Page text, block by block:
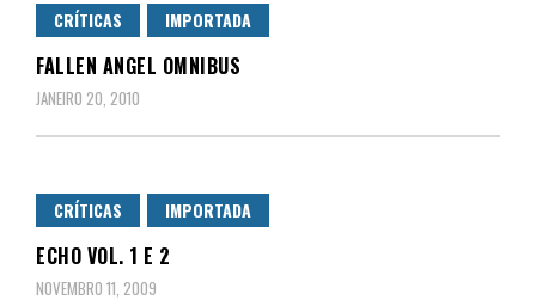
CRÍTICAS IMPORTADA
FALLEN ANGEL OMNIBUS
JANEIRO 20, 2010
CRÍTICAS IMPORTADA
ECHO VOL. 1 E 2
NOVEMBRO 11, 2009